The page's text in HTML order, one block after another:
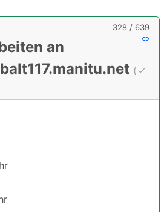
328 / 639
an
(